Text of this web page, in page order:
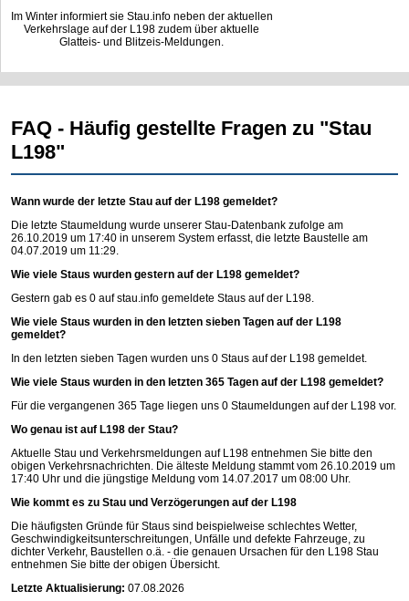
Im Winter informiert sie Stau.info neben der aktuellen
Verkehrslage auf der L198 zudem über aktuelle
Glatteis- und Blitzeis-Meldungen.
FAQ - Häufig gestellte Fragen zu "Stau
L198"
Wann wurde der letzte Stau auf der L198 gemeldet?
Die letzte Staumeldung wurde unserer Stau-Datenbank zufolge am
26.10.2019 um 17:40 in unserem System erfasst, die letzte Baustelle am
04.07.2019 um 11:29.
Wie viele Staus wurden gestern auf der L198 gemeldet?
Gestern gab es 0 aufstau.info gemeldete Staus auf der L198.
Wie viele Staus wurden in den letzten sieben Tagen auf der L198
gemeldet?
In den letzten sieben Tagen wurden uns 0 Staus auf der L198 gemeldet.
Wie viele Staus wurden in den letzten 365 Tagen auf der L198 gemeldet?
Für die vergangenen 365 Tage liegen uns 0 Staumeldungen auf der L198 vor.
Wo genau ist auf L198 der Stau?
Aktuelle Stau und Verkehrsmeldungen auf L198 entnehmen Sie bitte den
obigen Verkehrsnachrichten. Die älteste Meldung stammt vom 26.10.2019 um
17:40 Uhr und die jüngstige Meldung vom 14.07.2017 um 08:00 Uhr.
Wie kommt es zu Stau und Verzögerungen auf der L198
Die häufigsten Gründe für Staus sind beispielweise schlechtes Wetter,
Geschwindigkeitsunterschreitungen, Unfälle und defekte Fahrzeuge, zu
dichter Verkehr, Baustellen o.ä. - die genauen Ursachen für den L198 Stau
entnehmen Sie bitte der obigen Übersicht.
Letzte Aktualisierung: 07.08.2026